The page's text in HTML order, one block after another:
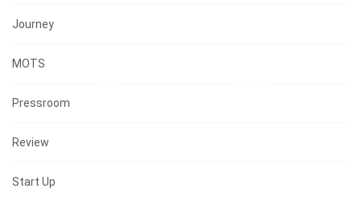
Journey
MOTS
Pressroom
Review
Start Up